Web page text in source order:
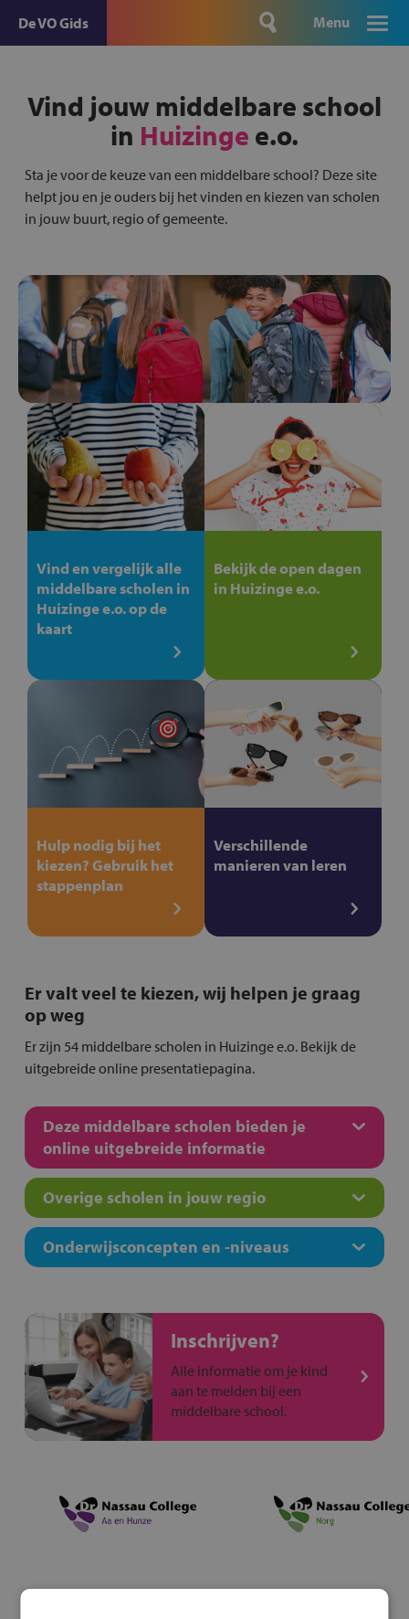
De VO Gids Menu
Vind jouw middelbare school
in Huizinge e.o.
Sta je voor de keuze van een middelbare school? Deze site
helpt jou en je ouders bij het vinden en kiezen van scholen
in jouw buurt, regio of gemeente.
Vind en vergelijk alle
middelbare scholen in
Huizinge e.o. op de
kaart
Bekijk de open dagen
in Huizinge e.o.
Hulp nodig bij het
kiezen? Gebruik het
stappenplan
Verschillende
manieren van leren
Er valt veel te kiezen, wij helpen je graag
op weg
Er zijn 54 middelbare scholen in Huizinge e.o. Bekijk de
uitgebreide online presentatiepagina.
Deze middelbare scholen bieden je
online uitgebreide informatie
Overige scholen in jouw regio
Onderwijsconcepten en -niveaus
Inschrijven?
Alle informatie om je kind
aan te melden bij een
middelbare school.